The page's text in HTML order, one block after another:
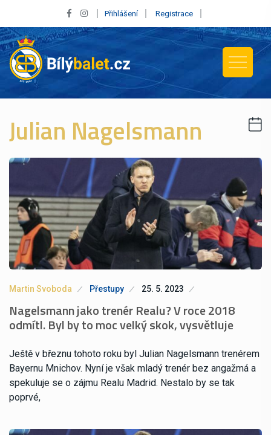
Přihlášení Registrace
Julian Nagelsmann
Martin Svoboda Přestupy 25. 5. 2023
Nagelsmann jako trenér Realu? V roce 2018
odmítl. Byl by to moc velký skok, vysvětluje
Ještě v březnu tohoto roku byl Julian Nagelsmann trenérem
Bayernu Mnichov. Nyní je však mladý trenér bez angažmá a
spekuluje se o zájmu Realu Madrid. Nestalo by se tak
poprvé,